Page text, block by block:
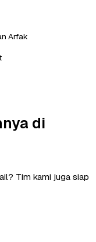
Arfak
di
Tim kami juga siap